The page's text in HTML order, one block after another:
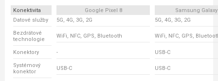
Konektivita Google Pixel 8
Samsung Galaxy
Datové služby
5G, 4G, 3G, 2G 5G, 4G, 3G, 2G
Bezdrátové
technologie
WiFi, NFC, GPS, Bluetooth WiFi, NFC, GPS,
Konektory - USB-C
Systémový
konektor
USB-C USB-C